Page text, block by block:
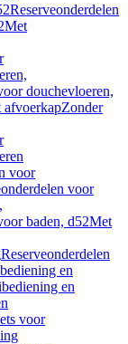
Reserveonderdelen
Met
douchevloeren,
afvoerkapZonder
voor
voor
baden, d52Met
Reserveonderdelen
en
en
voor